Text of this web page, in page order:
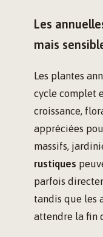
Les
mais
Les plantes
cycle complet
croissance,
appréciées
massifs,
rustiques
parfois
tandis que les
attendre la fin